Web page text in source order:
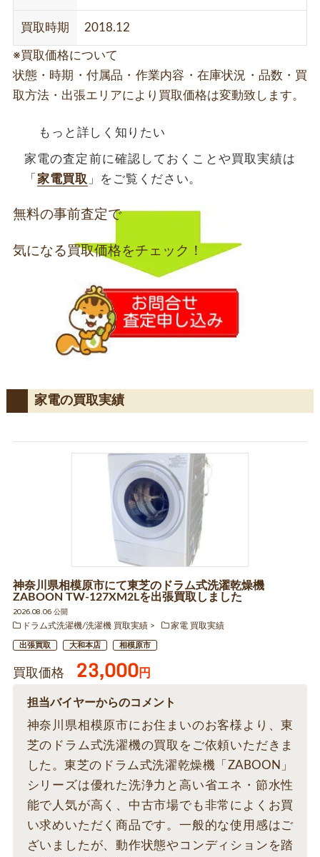
買取時期 2018.12
※買取価格について
状態・時期・付属品・作業内容・在庫状況・品数・買
取方法・出張エリアにより買取価格は変動致します。
もっと詳しく知りたい
家電の査定前に確認しておくことや買取実績は
「 家電買取 」をご覧ください。
無料の事前査定で
気になる買取価格をチェック！
家電の買取実績
神奈川県相模原市にて東芝のドラム式洗濯乾燥機
ZABOON TW-127XM2Lを出張買取しました
2026.08.06 公開
ドラム式洗濯機/洗濯機 買取実績
家電 買取実績
出張買取 大和本店 相模原市
買取価格 23,000円
担当バイヤーからのコメント
神奈川県相模原市にお住まいのお客様より、東
芝のドラム式洗濯機の買取をご依頼いただきま
した。東芝のドラム式洗濯乾燥機「ZABOON」
シリーズは優れた洗浄力と高い省エネ・節水性
能で人気が高く、中古市場でも非常によくお買
い求めいただく商品です。一般的な使用感はご
ざいましたが、動作状態やコンディションを踏